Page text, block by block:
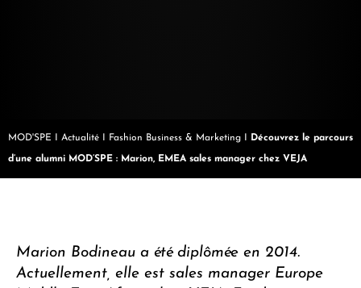
MOD'SPE Actualité Fashion Business & Marketing Découvrez le parcours
d’une alumni MOD’SPE : Marion, EMEA sales manager chez VEJA
Marion Bodineau a été diplômée en 2014.
Actuellement, elle est sales manager Europe